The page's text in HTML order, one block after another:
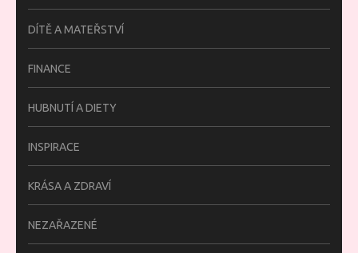
DÍTĚ A MATEŘSTVÍ
FINANCE
HUBNUTÍ A DIETY
INSPIRACE
KRÁSA A ZDRAVÍ
NEZAŘAZENÉ